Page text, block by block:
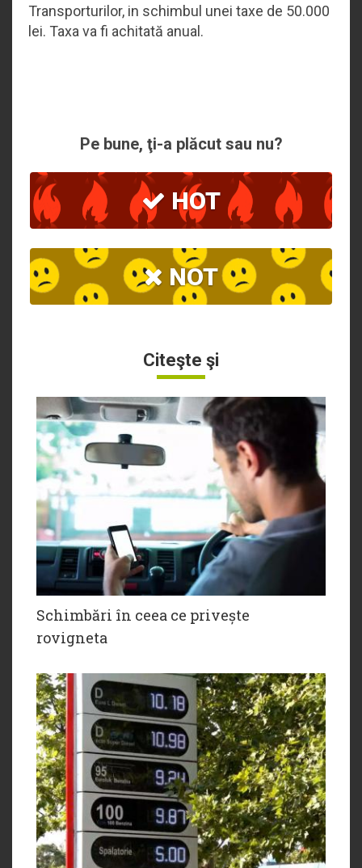
Transporturilor, in schimbul unei taxe de 50.000
lei. Taxa va fi achitată anual.
Pe bune, ţi-a plăcut sau nu?
HOT
NOT
Citeşte şi
Schimbări în ceea ce privește
rovigneta